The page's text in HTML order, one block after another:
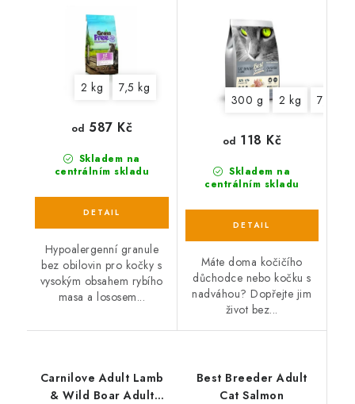
2 kg 7,5 kg
Skladem na
centrálním skladu
od 587 Kč
Hypoalergenní granule
bez obilovin pro kočky s
vysokým obsahem rybího
masa a lososem...
300 g 2 kg 7,5 kg
Skladem na
centrálním skladu
od 118 Kč
Máte doma kočičího
důchodce nebo kočku s
nadváhou? Dopřejte jim
život bez...
Carnilove Adult Lamb
& Wild Boar Adult
Best Breeder Adult
Cat Salmon